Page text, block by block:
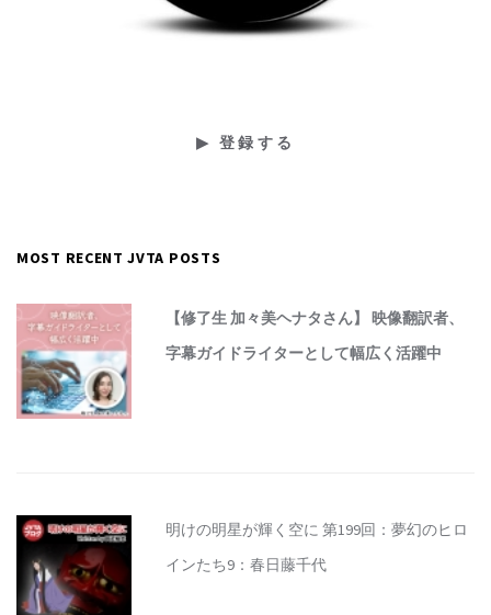
MOST RECENT JVTA POSTS
【修了生 加々美ヘナタさん】 映像翻訳者、
字幕ガイドライターとして幅広く活躍中
明けの明星が輝く空に 第199回：夢幻のヒロ
インたち9：春日藤千代